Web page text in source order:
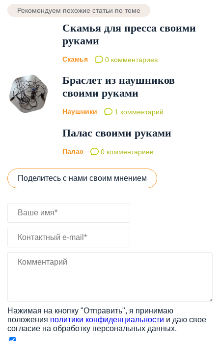
Рекомендуем похожие статьи по теме
Скамья для пресса своими
руками
Скамья 0 комментариев
Браслет из наушников
своими руками
Наушники 1 комментарий
Палас своими руками
Палас 0 комментариев
Поделитесь с нами своим мнением
Нажимая на кнопку "Отправить", я принимаю
положения политики конфиденциальности и даю свое
согласие на обработку персональных данных.